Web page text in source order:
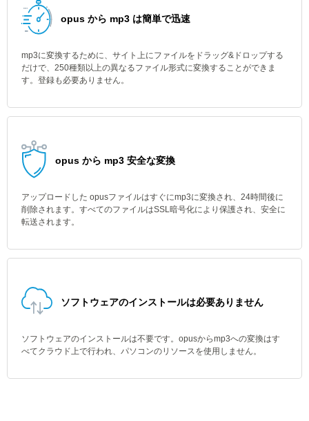
opus から mp3 は簡単で迅速
mp3に変換するために、サイト上にファイルをドラッグ&ドロップする
だけで、250種類以上の異なるファイル形式に変換することができま
す。登録も必要ありません。
opus から mp3 安全な変換
アップロードした opusファイルはすぐにmp3に変換され、24時間後に
削除されます。すべてのファイルはSSL暗号化により保護され、安全に
転送されます。
ソフトウェアのインストールは必要ありません
ソフトウェアのインストールは不要です。opusからmp3への変換はす
べてクラウド上で行われ、パソコンのリソースを使用しません。